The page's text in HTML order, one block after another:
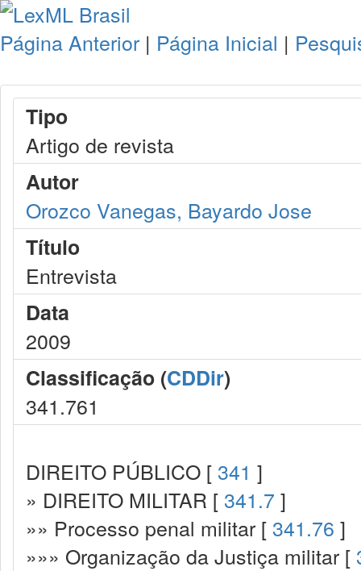
Página Anterior | Página Inicial |
Tipo
Artigo de revista
Autor
Orozco Vanegas, Bayardo Jose
Título
Entrevista
Data
2009
Classificação (CDDir)
341.761
DIREITO PÚBLICO [ 341 ]
» DIREITO MILITAR [ 341.7 ]
»» Processo penal militar [ 341.76 ]
»»» Organização da Justiça militar [